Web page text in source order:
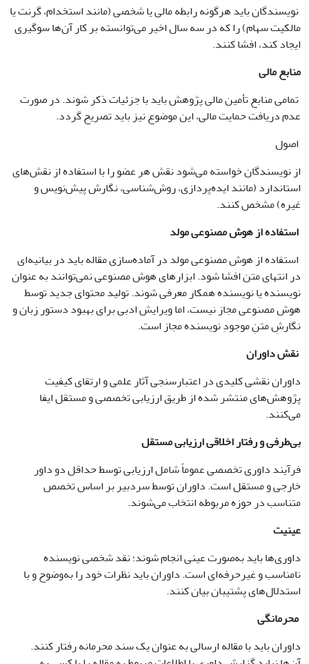
نویسندگان باید هرگونه رابطه مالی یا شخصی (مانند استخدام، گرنت یا
مالکیت سهام) را که در سه سال اخیر می‌توانسته بر کار آن‌ها سوگیری
ایجاد کند، افشا کنند.
منابع مالی
تمامی منابع تأمین مالی پژوهش باید با جزئیات ذکر شوند. در صورت
عدم دریافت حمایت مالی، این موضوع نیز باید تصریح گردد.
اصول
از نویسندگان خواسته می‌شود نقش هر عضو را با استفاده از نقش‌های
استاندارد (مانند ایده‌پردازی، روش‌شناسی، نگارش پیش‌نویس و
غیره) مشخص کنند.
استفاده از هوش مصنوعی مولد
استفاده از هوش مصنوعی مولد در آماده‌سازی مقاله باید در بیانیه‌ای
در انتهای متن افشا شود. ابزارهای هوش مصنوعی نمی‌توانند به عنوان
نویسنده یا نویسنده همکار معرفی شوند. تولید محتوای جدید توسط
هوش مصنوعی مجاز نیست، اما ویرایش ادبی برای بهبود دستور زبان و
نگارشِ متنِ موجودِ نویسنده مجاز است.
نقش داوران
داوران نقشی کلیدی در اعتبارسنجی آثار علمی و ارتقای کیفیت
پژوهش‌های منتشر شده از طریق ارزیابی تخصصی و مستقل ایفا
می‌کنند.
بی‌طرفی و رفتار اخلاقی ارزیابی مستقل
فرآیند داوری تخصصی عموماً شامل ارزیابی توسط حداقل دو داور
خارجی و مستقل است. داوران توسط سردبیر بر اساس تخصص
متناسب در حوزه مربوطه انتخاب می‌شوند.
عینیت
داوری‌ها باید به‌صورت عینی انجام شوند؛ نقد شخصی نویسنده
نامناسب و غیرحرفه‌ای است. داوران باید نظرات خود را به‌وضوح و با
استدلال‌های پشتیبان بیان کنند.
محرمانگی
داوران باید با مقاله ارسالی به عنوان یک سند محرمانه رفتار کنند.